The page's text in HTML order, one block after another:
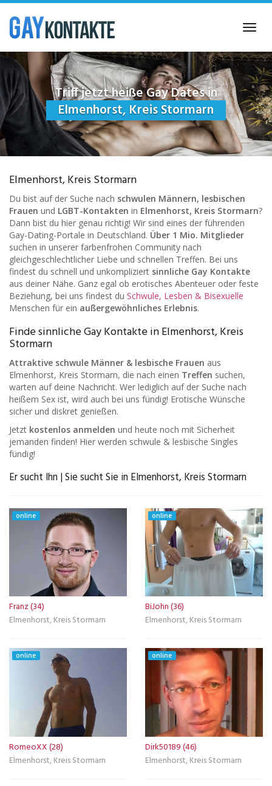
Skip
main
content
Triff jetzt heiße Gay Dates in
Elmenhorst, Kreis Stormarn
Elmenhorst, Kreis Stormarn
Du bist auf der Suche nach schwulen Männern, lesbischen
Frauen und LGBT-Kontakten in Elmenhorst, Kreis Stormarn?
Dann bist du hier genau richtig! Wir sind eines der führenden
Gay-Dating-Portale in Deutschland. Über 1 Mio. Mitglieder
suchen in unserer farbenfrohen Community nach
gleichgeschlechtlicher Liebe und schnellen Treffen. Bei uns
findest du schnell und unkompliziert sinnliche Gay Kontakte
aus deiner Nähe. Ganz egal ob erotisches Abenteuer oder feste
Beziehung, bei uns findest du Schwule, Lesben & Bisexuelle
Menschen für ein außergewöhnliches Erlebnis.
Finde sinnliche Gay Kontakte in Elmenhorst, Kreis
Stormarn
Attraktive schwule Männer & lesbische Frauen aus
Elmenhorst, Kreis Stormarn, die nach einen Treffen suchen,
warten auf deine Nachricht. Wer lediglich auf der Suche nach
heißem Sex ist, wird auch bei uns fündig! Erotische Wünsche
sicher und diskret genießen.
Jetzt kostenlos anmelden und heute noch mit Sicherheit
jemanden finden! Hier werden schwule & lesbische Singles
fündig!
Er sucht Ihn | Sie sucht Sie in Elmenhorst, Kreis Stormarn
online
Franz (34)
Elmenhorst, Kreis Stormarn
online
BiJohn (36)
Elmenhorst, Kreis Stormarn
online
RomeoXX (28)
Elmenhorst, Kreis Stormarn
online
Dirk50189 (46)
Elmenhorst, Kreis Stormarn